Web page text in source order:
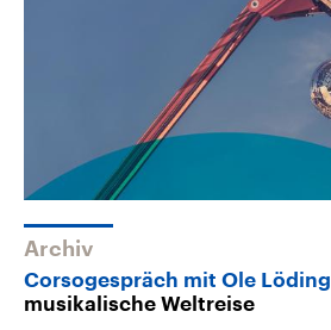
Archiv
Corsogespräch mit Ole Löding
musikalische Weltreise